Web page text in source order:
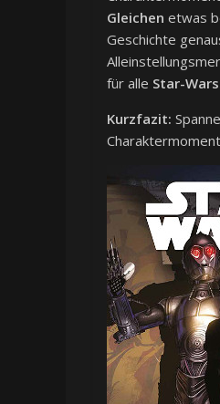
Gleichen etwas
Geschichte
für alle Star-
Kurzfazit: